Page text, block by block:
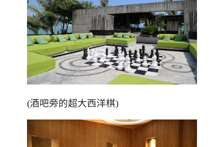
(酒吧旁的超大西洋棋)